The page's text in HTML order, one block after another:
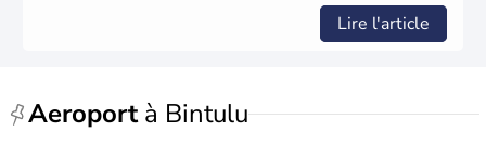
Lire l'article
Aeroportà Bintulu